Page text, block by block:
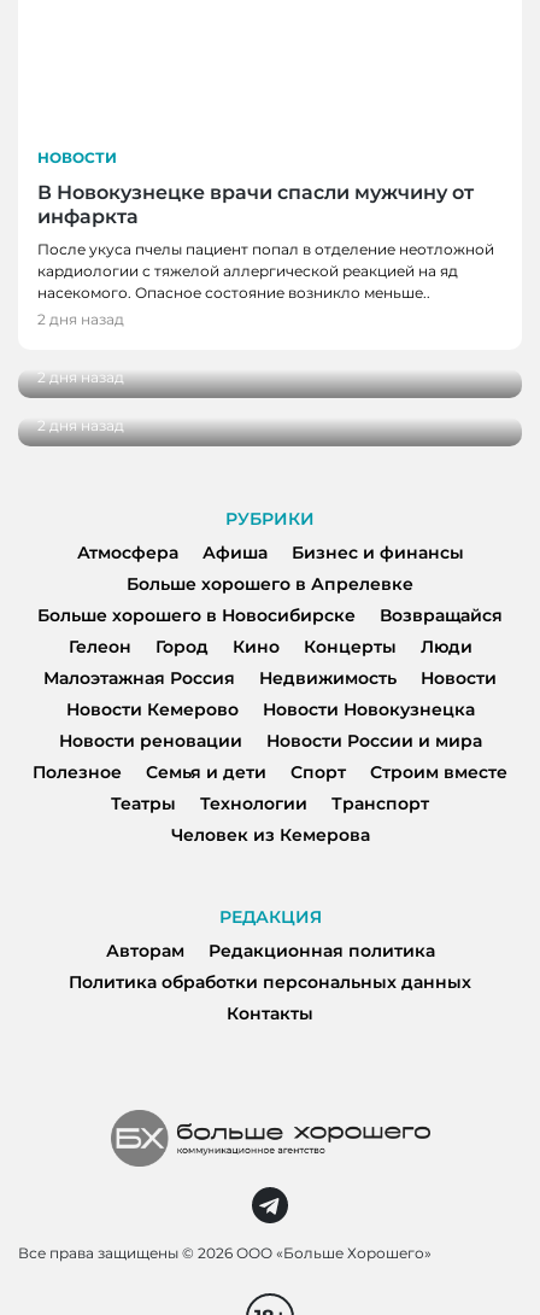
НОВОСТИ
В Новокузнецке врачи спасли мужчину от
инфаркта
После укуса пчелы пациент попал в отделение неотложной
кардиологии с тяжелой аллергической реакцией на яд
насекомого. Опасное состояние возникло меньше..
2 дня назад
НОВОСТИ
Школьные укрытия Кемерова проверяют
2 дня назад
НОВОСТИ, НОВОСТИ КЕМЕРОВО
останавливаться в деревне Красная
2 дня назад
РУБРИКИ
Атмосфера
Афиша
Бизнес и финансы
Больше хорошего в Апрелевке
Больше хорошего в Новосибирске
Возвращайся
Гелеон
Город Кино Концерты
Люди
Малоэтажная Россия
Недвижимость
Новости
Новости Кемерово
Новости Новокузнецка
Новости реновации
Новости России и мира
Полезное
Семья и дети Спорт
Строим вместе
Театры
Технологии
Транспорт
Человек из Кемерова
РЕДАКЦИЯ
Авторам
Редакционная политика
Политика обработки персональных данных
Контакты
Все права защищены © 2026 ООО «Больше Хорошего»